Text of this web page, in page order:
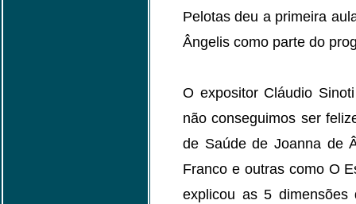
Pelotas deu a primeira
Ângelis como parte do
O expositor Cláudio
não conseguimos ser
de Saúde de Joanna de
Franco e outras como O
explicou as 5 dimensões